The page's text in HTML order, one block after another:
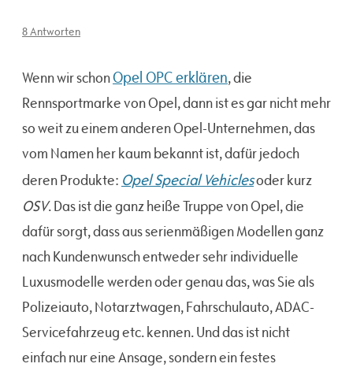
8 Antworten
Wenn wir schonOpel OPC erklären, die
Rennsportmarke von Opel, dann ist es gar nicht mehr
so weit zu einem anderen Opel-Unternehmen, das
vom Namen her kaum bekannt ist, dafür jedoch
deren Produkte: Opel Special Vehiclesoder kurz
OSV. Das ist die ganz heiße Truppe von Opel, die
dafür sorgt, dass aus serienmäßigen Modellen ganz
nach Kundenwunsch entweder sehr individuelle
Luxusmodelle werden oder genau das, was Sie als
Polizeiauto, Notarztwagen, Fahrschulauto, ADAC-
Servicefahrzeug etc. kennen. Und das ist nicht
einfach nur eine Ansage, sondern ein festes